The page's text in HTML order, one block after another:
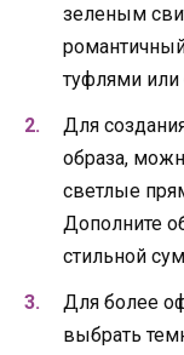
зеленым
туфлями или
Для
образа,
светлые
Дополните
стильной
Для более
выбрать